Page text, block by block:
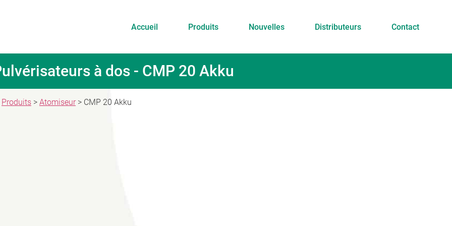
Accueil Produits Nouvelles Distributeurs Contact
à dos - CMP 20 Akku
Produits > Atomiseur> CMP 20 Akku